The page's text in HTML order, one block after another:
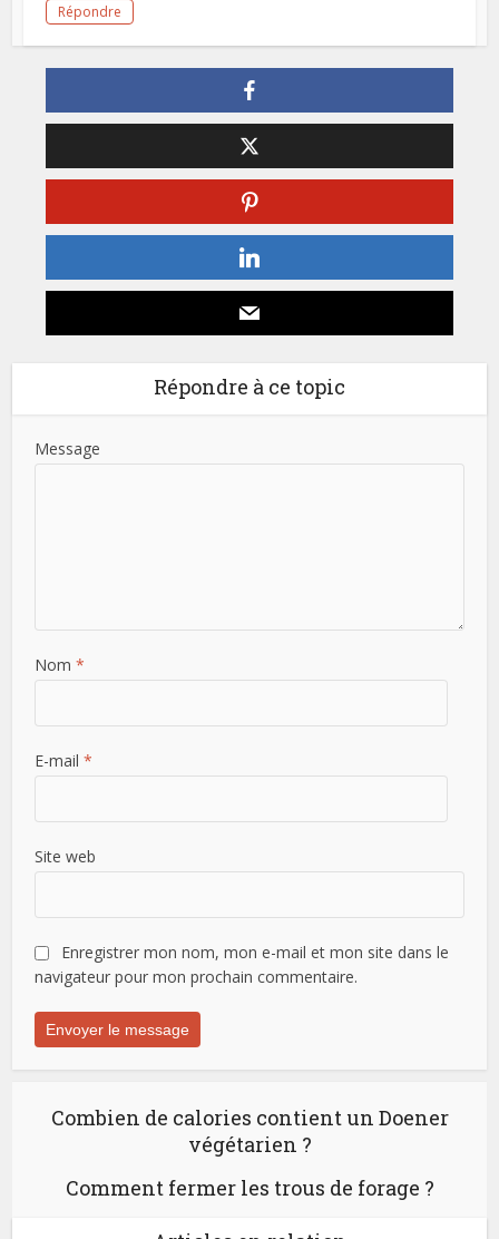
Répondre
Répondre à ce topic
Message
Nom*
E-mail*
Site web
Enregistrer mon nom, mon e-mail et mon site dans le
navigateur pour mon prochain commentaire.
Combien de calories contient un Doener
végétarien ?
Comment fermer les trous de forage ?